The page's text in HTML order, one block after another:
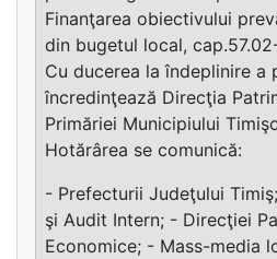
Finanţarea obiectivului
din bugetul local,
Cu ducerea la îndeplinire a
încredinţează Direcţia
Primăriei Municipiului
Hotărârea se comunică:
- Prefecturii Judeţului
şi Audit Intern; - Direcţiei
Economice; - Mass-media